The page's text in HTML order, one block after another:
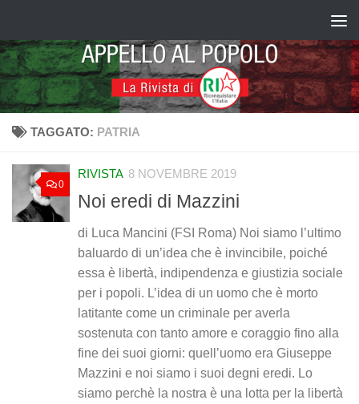
TAGGATO: PATRIA
0
RIVISTA 8 NOVEMBRE 2019
Noi eredi di Mazzini
di Luca Mancini (FSI Roma) Noi siamo l’ultimo
baluardo di un’idea che è invincibile, poiché
essa è libertà, indipendenza e giustizia sociale
per i popoli. L’idea di un uomo che è morto
latitante come un criminale per averla
sostenuta con tanto amore e coraggio fino alla
fine dei suoi giorni: quell’uomo era Giuseppe
Mazzini e noi siamo i suoi degni eredi. Lo
siamo perchè la nostra è una lotta per la libertà